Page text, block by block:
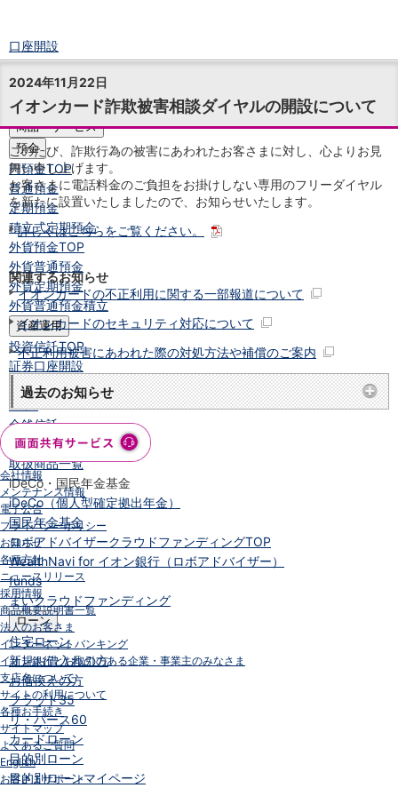
口座開設
ログイン
チャット
メニュー
商品・サービス
預金
円預金TOP
普通預金
定期預金
積立式定期預金
外貨預金TOP
外貨普通預金
外貨定期預金
外貨普通預金積立
資産運用
投資信託TOP
証券口座開設
投信つみたて
NISA
金銭信託
金銭信託のしくみ
取扱商品一覧
iDeCo・国民年金基金
iDeCo（個人型確定拠出年金）
国民年金基金
ロボアドバイザークラウドファンディングTOP
WealthNavi for イオン銀行（ロボアドバイザー）
funds
まいクラウドファンディング
ローン
住宅ローン
新規お借入れの方
お借換えの方
フラット35
リ・バース60
カードローン
目的別ローン
目的別ローンマイページ
2024年11月22日
イオンカード詐欺被害相談ダイヤルの開設について
このたび、詐欺行為の被害にあわれたお客さまに対し、心よりお見
舞い申し上げます。
お客さまに電話料金のご負担をお掛けしない専用のフリーダイヤル
を新たに設置いたしましたので、お知らせいたします。
詳しくはこちらをご覧ください。
関連するお知らせ
イオンカードの不正利用に関する一部報道について
イオンカードのセキュリティ対応について
不正利用被害にあわれた際の対処方法や補償のご案内
過去のお知らせ
会社情報
メンテナンス情報
電子公告
プライバシーポリシー
お知らせ
各種方針
ニュースリリース
採用情報
商品概要説明書一覧
法人のお客さま
インターネットバンキング
イオン銀行とお取引のある企業・事業主のみなさま
支店名について
サイトの利用について
各種お手続き
サイトマップ
よくあるご質問
English
お客さまサポート